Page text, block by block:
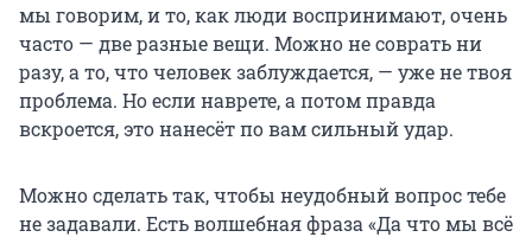
мы говорим, и то, как люди воспринимают, очень
часто — две разные вещи. Можно не соврать ни
разу, а то, что человек заблуждается, — уже не твоя
проблема. Но если наврете, а потом правда
вскроется, это нанесёт по вам сильный удар.
Можно сделать так, чтобы неудобный вопрос тебе
не задавали. Есть волшебная фраза «Да что мы всё